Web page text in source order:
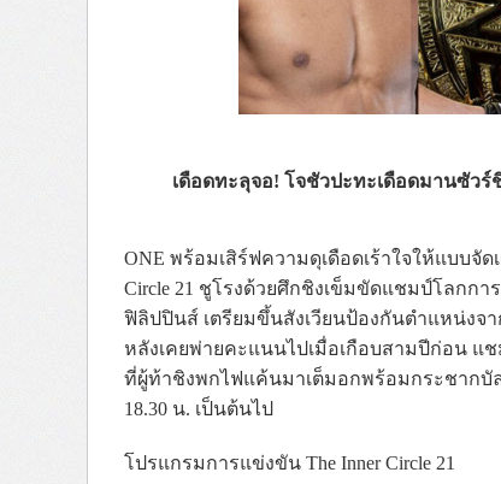
เดือดทะลุจอ! โจชัวปะทะเดือดมานซัว
ONE พร้อมเสิร์ฟความดุเดือดเร้าใจให้แบบจั
Circle 21 ชูโรงด้วยศึกชิงเข็มขัดแชมป์โลกก
ฟิลิปปินส์ เตรียมขึ้นสังเวียนป้องกันตำแหน่งจ
หลังเคยพ่ายคะแนนไปเมื่อเกือบสามปีก่อน
ที่ผู้ท้าชิงพกไฟแค้นมาเต็มอกพร้อมกระชากบั
18.30 น. เป็นต้นไป
โปรแกรมการแข่งขัน The Inner Circle 21